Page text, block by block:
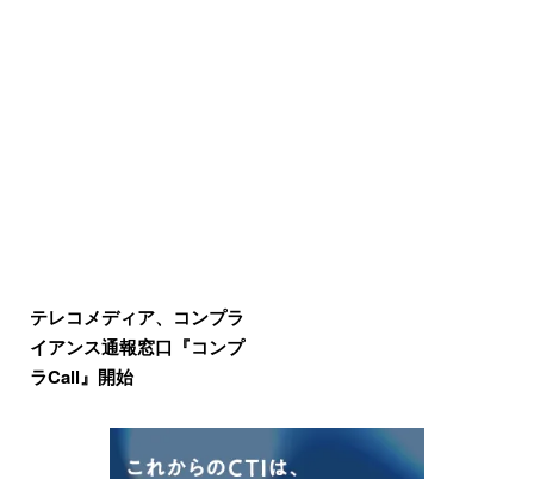
テレコメディア、コンプラ
イアンス通報窓口『コンプ
ラCall』開始